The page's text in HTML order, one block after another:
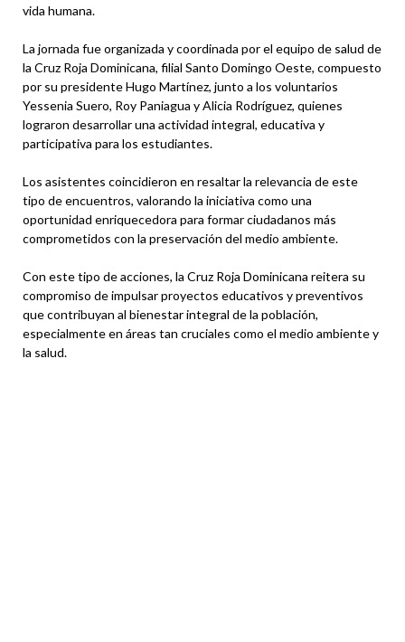
vida humana.
La jornada fue organizada y coordinada por el equipo de salud de
la Cruz Roja Dominicana, filial Santo Domingo Oeste, compuesto
por su presidente Hugo Martínez, junto a los voluntarios
Yessenia Suero, Roy Paniagua y Alicia Rodríguez, quienes
lograron desarrollar una actividad integral, educativa y
participativa para los estudiantes.
Los asistentes coincidieron en resaltar la relevancia de este
tipo de encuentros, valorando la iniciativa como una
oportunidad enriquecedora para formar ciudadanos más
comprometidos con la preservación del medio ambiente.
Con este tipo de acciones, la Cruz Roja Dominicana reitera su
compromiso de impulsar proyectos educativos y preventivos
que contribuyan al bienestar integral de la población,
especialmente en áreas tan cruciales como el medio ambiente y
la salud.